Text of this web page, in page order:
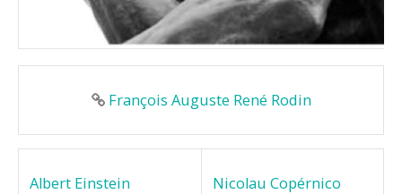
François Auguste René Rodin
Albert Einstein
Nicolau Copérnico